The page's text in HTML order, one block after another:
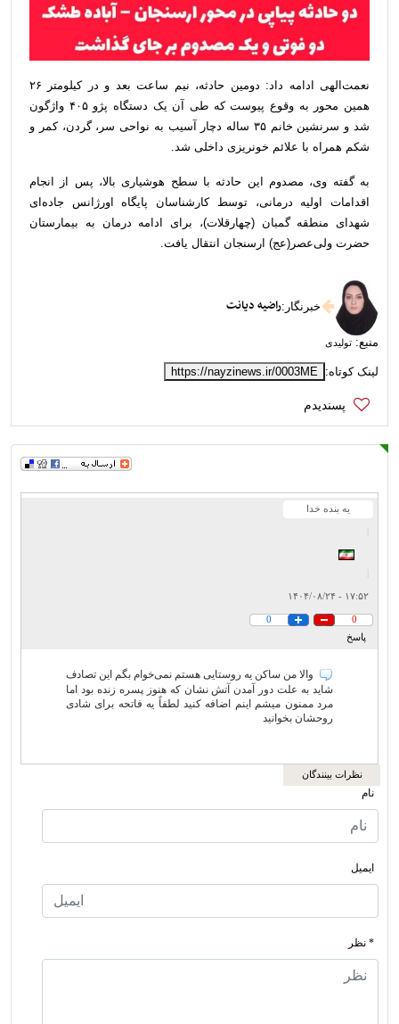
نعمت‌الهی ادامه داد: دومین حادثه، نیم ساعت بعد و در کیلومتر ۲۶
همین محور به وقوع پیوست که طی آن یک دستگاه پژو ۴۰۵ واژگون
شد و سرنشین خانم ۳۵ ساله دچار آسیب به نواحی سر، گردن، کمر و
شکم همراه با علائم خونریزی داخلی شد.
به گفته وی، مصدوم این حادثه با سطح هوشیاری بالا، پس از انجام
اقدامات اولیه درمانی، توسط کارشناسان پایگاه اورژانس جاده‌ای
شهدای منطقه گمبان (چهارقلات)، برای ادامه درمان به بیمارستان
حضرت ولی‌عصر(عج) ارسنجان انتقال یافت.
خبرنگار :راضیه دیانت
منبع: تولیدی
لینک کوتاه: https://nayzinews.ir/0003ME
یه بنده خدا
۱۷:۵۲ - ۱۴۰۴/۰۸/۲۴
0
0
پاسخ
والا من ساکن یه روستایی هستم نمی‌خوام بگم این تصادف
شاید به علت دور آمدن آتش نشان که هنوز پسره زنده بود اما
مرد ممنون میشم اینم اضافه کنید لطفاً یه فاتحه برای شادی
روحشان بخوانید
نظرات بینندگان
نام
ایمیل
* نظر